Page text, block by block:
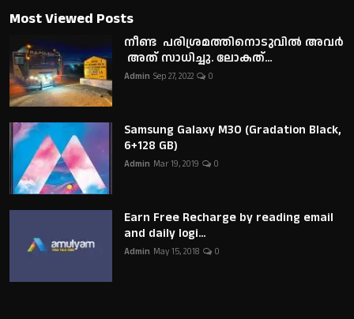
Most Viewed Posts
നീണ്ട പരിശ്രമത്തിനൊടുവിൽ അവർ
അത് സാധിച്ചു. ലോകത്...
Admin Sep 27, 2022 0
Samsung Galaxy M30 (Gradation Black,
6+128 GB)
Admin Mar 19, 2019 0
Earn Free Recharge by reading email
and daily logi...
Admin May 15, 2018 0